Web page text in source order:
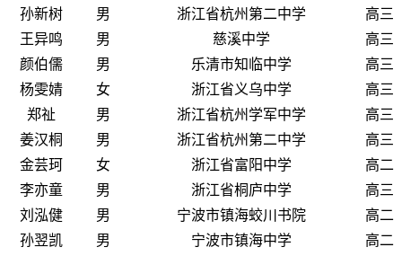
孙新树
男 浙江省杭州第二中学
高三
王异鸣
男 慈溪中学
高三
颜伯儒
男 乐清市知临中学
高三
杨雯婧
女 浙江省义乌中学
高三
郑祉
男 浙江省杭州学军中学
高三
姜汉桐
男 浙江省杭州第二中学
高三
金芸珂
女 浙江省富阳中学
高二
李亦童
男 浙江省桐庐中学
高三
刘泓健
男 宁波市镇海蛟川书院
高二
孙翌凯
男 宁波市镇海中学
高二